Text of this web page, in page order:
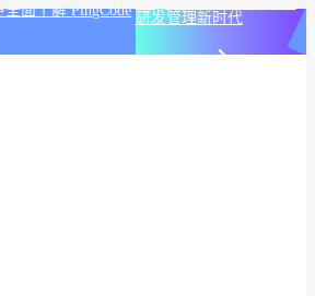
面了解 PingCode 研发管理新时代